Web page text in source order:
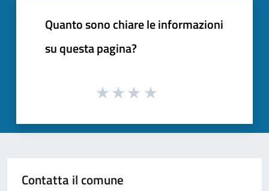
Quanto sono chiare le informazioni
su questa pagina?
Contatta il comune